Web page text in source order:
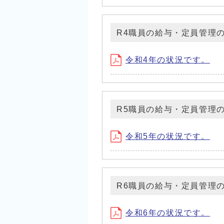
R4職員の給与・定員管理
令和4年の状況です。
R5職員の給与・定員管理
令和5年の状況です。
R6職員の給与・定員管理
令和6年の状況です。